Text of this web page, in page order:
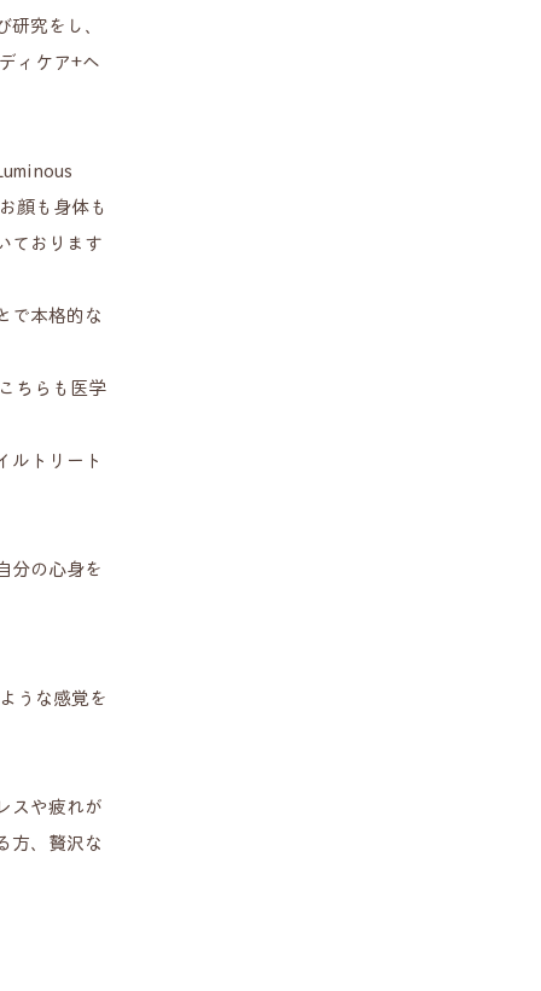
究をし、
ィケア+ヘ
顔も身体も
ております
で本格的な
ちらも医学
ルトリート
分の心身を
うな感覚を
スや疲れが
方、贅沢な